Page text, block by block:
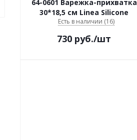
64-0601 Варежка-прихватка
30*18,5 см Linea Silicone
Есть в наличии (16)
730 руб./шт